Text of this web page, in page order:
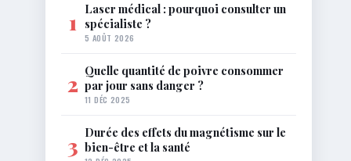
1 Laser médical : pourquoi consulter un
spécialiste ?
5 AOÛT 2026
2 Quelle quantité de poivre consommer
par jour sans danger ?
11 DÉC 2025
3 Durée des effets du magnétisme sur le
bien-être et la santé